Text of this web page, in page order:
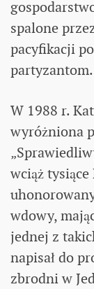
spalone
pacyfikacji
partyzantom.
W 1988 r.
wyróżniona
wciąż tysiące
wdowy,
jednej z
napisał do
zbrodni w